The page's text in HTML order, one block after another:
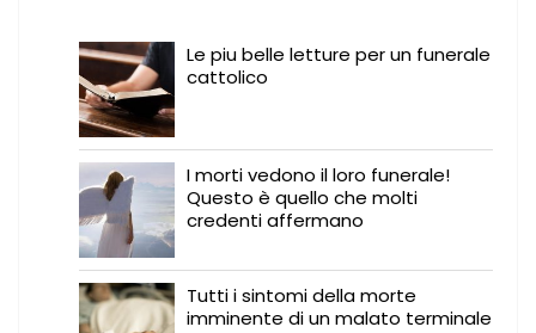
Le piu belle letture per un funerale
cattolico
I morti vedono il loro funerale!
Questo è quello che molti
credenti affermano
Tutti i sintomi della morte
imminente di un malato terminale